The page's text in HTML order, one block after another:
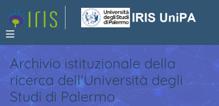
Archivio istituzionale della
ricerca dell'Università degli
Studi di Palermo